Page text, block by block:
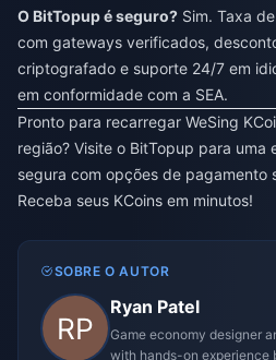
O BitTopup é seguro? Sim. Taxa
com gateways verificados,
criptografado e suporte 24/7 em
em conformidade com a SEA.
Pronto para recarregar WeSing
região? Visite o BitTopup para uma
segura com opções de pagamento
Receba seus KCoins em minutos!
SOBRE O AUTOR
Ryan Patel
Game economy designer
with hands-on experience